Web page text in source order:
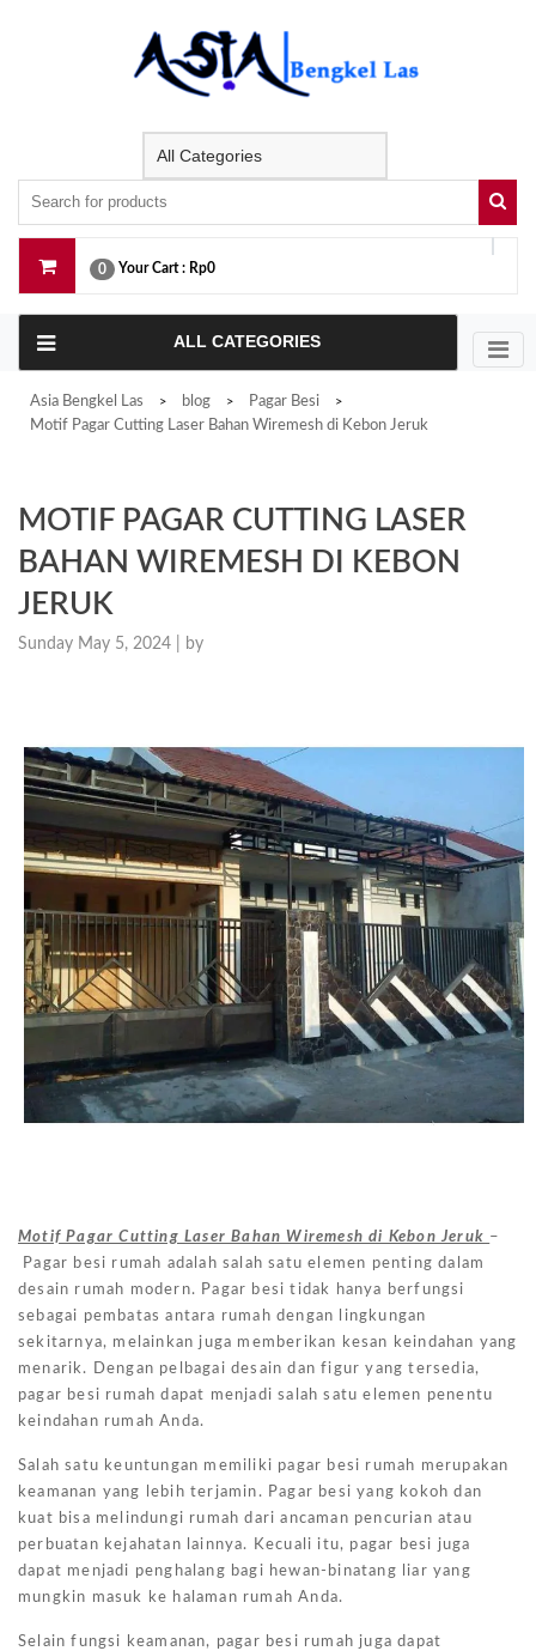
0 Your Cart : Rp0
ALL CATEGORIES
Asia Bengkel Las > blog > Pagar Besi >
Motif Pagar Cutting Laser Bahan Wiremesh di Kebon Jeruk
MOTIF PAGAR CUTTING LASER
BAHAN WIREMESH DI KEBON
JERUK
Sunday May 5, 2024 | by
Motif Pagar Cutting Laser Bahan Wiremesh di Kebon Jeruk –
Pagar besi rumah adalah salah satu elemen penting dalam
desain rumah modern. Pagar besi tidak hanya berfungsi
sebagai pembatas antara rumah dengan lingkungan
sekitarnya, melainkan juga memberikan kesan keindahan yang
menarik. Dengan pelbagai desain dan figur yang tersedia,
pagar besi rumah dapat menjadi salah satu elemen penentu
keindahan rumah Anda.
Salah satu keuntungan memiliki pagar besi rumah merupakan
keamanan yang lebih terjamin. Pagar besi yang kokoh dan
kuat bisa melindungi rumah dari ancaman pencurian atau
perbuatan kejahatan lainnya. Kecuali itu, pagar besi juga
dapat menjadi penghalang bagi hewan-binatang liar yang
mungkin masuk ke halaman rumah Anda.
Selain fungsi keamanan, pagar besi rumah juga dapat